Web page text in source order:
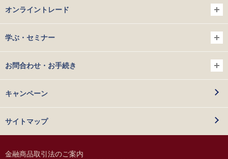
オンライントレード
学ぶ・セミナー
お問合わせ・お手続き
キャンペーン
サイトマップ
金融商品取引法のご案内